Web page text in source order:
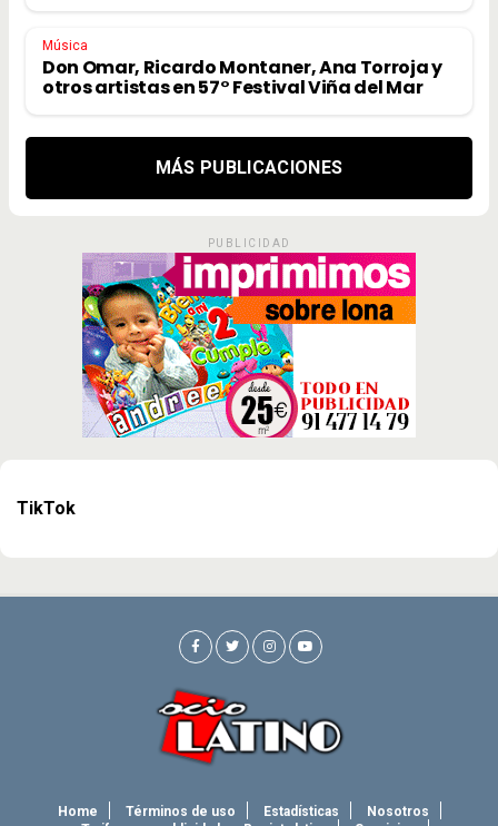
Música
Don Omar, Ricardo Montaner, Ana Torroja y
otros artistas en 57° Festival Viña del Mar
MÁS PUBLICACIONES
PUBLICIDAD
TikTok
Home Términos de uso Estadísticas
Nosotros